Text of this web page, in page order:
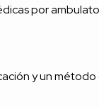
por
y un